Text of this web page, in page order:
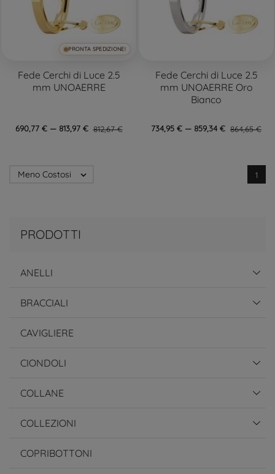
PRODOTTI
ANELLI
BRACCIALI
CAVIGLIERE
CIONDOLI
COLLANE
COLLEZIONI
COPRIBOTTONI
PRONTA SPEDIZIONE!
Fede Cerchi di Luce 2.5
mm UNOAERRE
690,77 € — 813,97 € 812,67 €
Fede Cerchi di Luce 2.5
mm UNOAERRE Oro
Bianco
734,95 € — 859,34 € 864,65 €
Meno Costosi  1